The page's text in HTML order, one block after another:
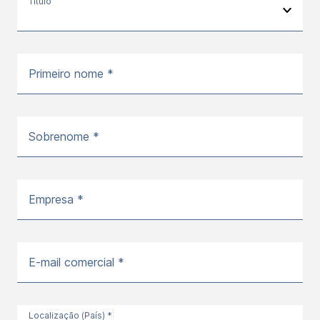
Primeiro nome *
Sobrenome *
Empresa *
E-mail comercial *
Localização (País) *